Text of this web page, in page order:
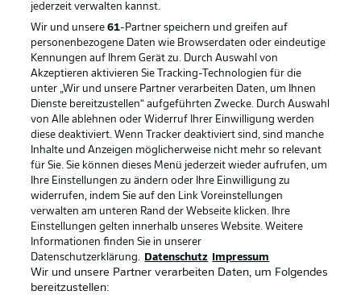
#BundesligaWIRKT
Common Ground
Mitfahrportal
BUNDESLIGA-GRUPPE
Sprachauswahl
Deutsch Anzeige Modus
Football as it's meant to be
BUNDESLIGA APP
Offizielle Partner
jederzeit verwalten kannst.
Wir und unsere61-Partner speichern und greifen auf
personenbezogene Daten wie Browserdaten oder eindeutige
Kennungen auf Ihrem Gerät zu. Durch Auswahl von
Akzeptieren aktivieren Sie Tracking-Technologien für die
unter „Wir und unsere Partner verarbeiten Daten, um Ihnen
Dienste bereitzustellen“ aufgeführten Zwecke. Durch Auswahl
von Alle ablehnen oder Widerruf Ihrer Einwilligung werden
diese deaktiviert. Wenn Tracker deaktiviert sind, sind manche
Inhalte und Anzeigen möglicherweise nicht mehr so relevant
für Sie. Sie können dieses Menü jederzeit wieder aufrufen, um
Ihre Einstellungen zu ändern oder Ihre Einwilligung zu
widerrufen, indem Sie auf den Link Voreinstellungen
verwalten am unteren Rand der Webseite klicken. Ihre
Einstellungen gelten innerhalb unseres Website. Weitere
Informationen finden Sie in unserer
Datenschutzerklärung.
Datenschutz Impressum
Wir und unsere Partner verarbeiten Daten, um Folgendes
bereitzustellen: